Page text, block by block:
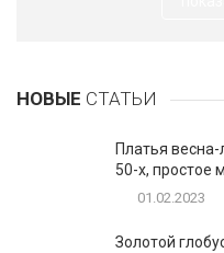
НОВЫЕ СТАТЬИ
Платья
50-х, простое
01.02.2023
Золотой